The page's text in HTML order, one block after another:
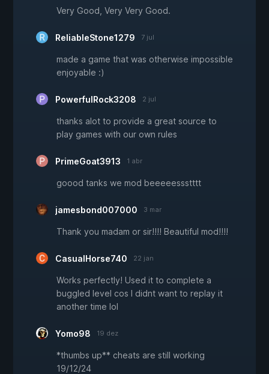
Very Good, Very Very Good.
ReliableStone1279 7 jul
made a game that was otherwise impossible
enjoyable :)
PowerfulRock3208 2 jul
thanks alot to provide a great source to
play games with our own rules
PrimeGoat3913 1 abr
goood tanks we mod beeeeessstttt
jamesbond007000 3 mar
Thank you madam or sir!!!! Beautiful mod!!!!
CasualHorse740 22 jan
Works perfectly! Used it to complete a
buggled level cos I didnt want to replay it
another time lol
Yomo98 19 dez
*thumbs up** cheats are still working
19/12/24